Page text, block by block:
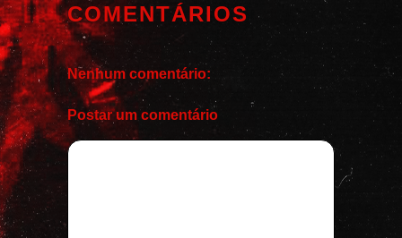
COMENTÁRIOS
Nenhum comentário:
Postar um comentário